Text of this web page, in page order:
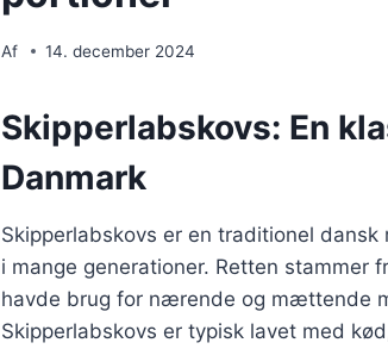
Af 14. december 2024
Skipperlabskovs: En
Danmark
Skipperlabskovs er en traditionel
i mange generationer. Retten
havde brug for nærende og mættende
Skipperlabskovs er typisk lavet med